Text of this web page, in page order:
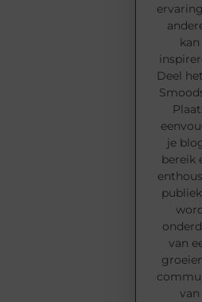
kan
Deel
je
bereik
van
van